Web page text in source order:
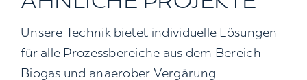
Unsere Technik bietet individuelle Lösungen
für alle Prozessbereiche aus dem Bereich
Biogas und anaerober Vergärung